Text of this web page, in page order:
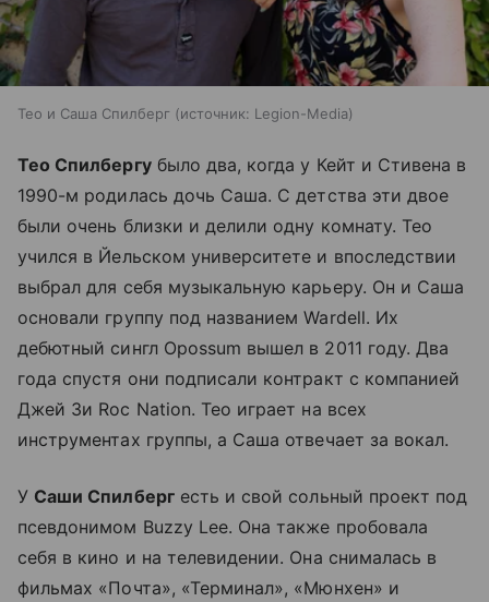
Тео и Саша Спилберг источник: Legion-Media
Тео Спилбергубыло два, когда у Кейт и Стивена в
1990-м родилась дочь Саша. С детства эти двое
были очень близки и делили одну комнату. Тео
учился в Йельском университете и впоследствии
выбрал для себя музыкальную карьеру. Он и Саша
основали группу под названием Wardell. Их
дебютный сингл Opossum вышел в 2011 году. Два
года спустя они подписали контракт с компанией
Джей Зи Roc Nation. Тео играет на всех
инструментах группы, а Саша отвечает за вокал.
У Саши Спилбергесть и свой сольный проект под
псевдонимом Buzzy Lee. Она также пробовала
себя в кино и на телевидении. Она снималась в
фильмах «Почта», «Терминал», «Мюнхен» и